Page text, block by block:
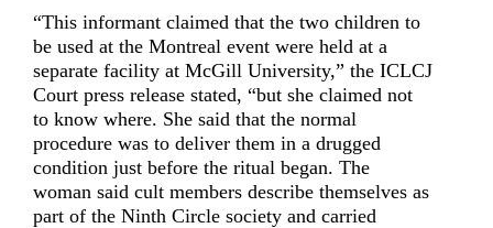
“This informant claimed that the two children to
be used at the Montreal event were held at a
separate facility at McGill University,” the ICLCJ
Court press release stated, “but she claimed not
to know where. She said that the normal
procedure was to deliver them in a drugged
condition just before the ritual began. The
woman said cult members describe themselves as
part of the Ninth Circle society and carried